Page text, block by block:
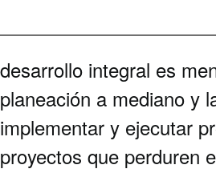
desarrollo integral es
planeación a mediano y
implementar y ejecutar
proyectos que perduren